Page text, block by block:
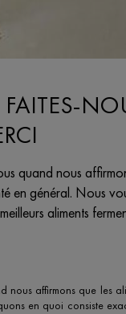
FAITES-
quand nous
en général. Nous
aliments
affirmons que les
en quoi consiste